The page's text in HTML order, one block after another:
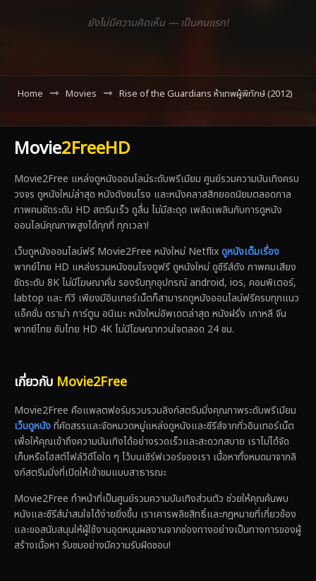
ยังไม่มีความคิดเห็น — เป็นคนแรก!
Home Movies Rise of the Guardians ห้าเทพผู้พิทักษ์ (2012)
Movie2FreeHD
Movie2Free แหล่งดูหนังออนไลน์ระดับพรีเมียม ศูนย์รวมความบันเทิงครบ
วงจร ดูหนังใหม่ล่าสุด หนังดังชนโรง และหนังคลาสสิกยอดนิยมตลอดกาล
ภาพคมชัดระดับ HD สตรีมเร็ว ดูลื่น ไม่มีสะดุด เพลิดเพลินกับการดูหนัง
ออนไลน์คุณภาพสูงได้ทุกที่ ทุกเวลา!
เว็บดูหนังออนไลน์ฟรี Movie2Free หนังใหม่ Netflixดูหนังเต็มเรื่อง
พากย์ไทย HD แหล่งรวมหนังชนโรงดูฟรี ดูหนังใหม่ ดูซีรีส์ดัง ภาพคมเสียง
ชัดระดับ 8K ไม่มีโฆษณาคั่น รองรับทุกอุปกรณ์ android, ios, คอมพิเตอร์,
labtop และ ทีวี เพียงมีอินเทอร์เน็ตก็สามารถดูหนังออนไลน์ฟรีครบทุกแนว
แอ็คชั่น ดราม่า การ์ตูน อนิเมะ หนังใหม่อัพเดตล่าสุด หนังฝรั่ง เกาหลี จีน
พากย์ไทย ซับไทย HD 4K ไม่มีโฆษณากวนใจตลอด 24 ชม.
เกี่ยวกับ Movie2Free
Movie2Free คือแพลตฟอร์มรวบรวมลิงก์สตรีมมิ่งคุณภาพระดับพรีเมียม
เว็บดูหนังที่คัดสรรและจัดหมวดหมู่แหล่งดูหนังและซีรีส์จากทั่วอินเทอร์เน็ต
เพื่อให้คุณเข้าถึงความบันเทิงได้อย่างรวดเร็วและสะดวกสบาย เราไม่ได้จัด
เก็บหรือโฮสต์ไฟล์วิดีโอใด ๆ ไว้บนเซิร์ฟเวอร์ของเรา เนื้อหาทั้งหมดมาจากลิ
งก์สตรีมมิ่งที่เปิดให้เข้าชมแบบสาธารณะ
Movie2Free ทำหน้าที่เป็นศูนย์รวมความบันเทิงส่วนตัว ช่วยให้คุณค้นพบ
หนังและซีรีส์น่าสนใจได้ง่ายยิ่งขึ้น เราเคารพลิขสิทธิ์และกฎหมายที่เกี่ยวข้อง
และขอสนับสนุนให้ผู้ใช้งานอุดหนุนผลงานจากช่องทางอย่างเป็นทางการของผู้
สร้างเนื้อหา รับชมอย่างมีความรับผิดชอบ!